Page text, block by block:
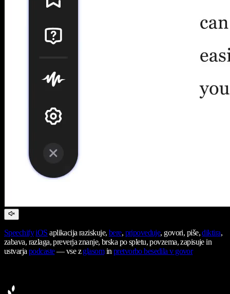
Speechify iOS aplikacija raziskuje, bere, pripoveduje, govori, piše,diktira,
zabava, razlaga, preverja znanje, brska po spletu, povzema, zapisuje in
ustvarjapodcaste— vse zglasominpretvorbo besedila v govor